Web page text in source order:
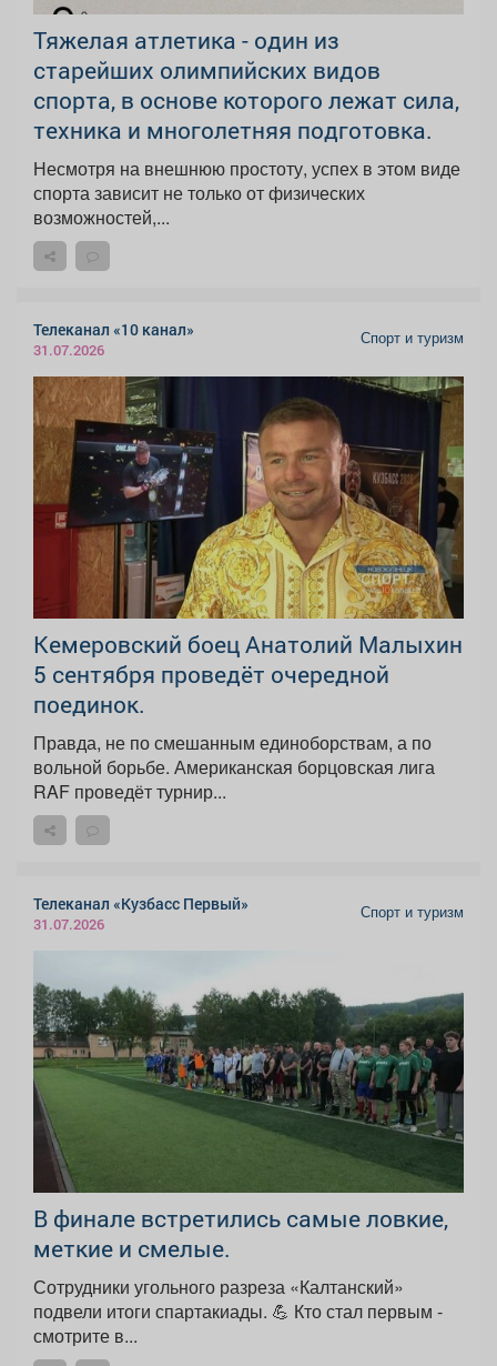
Тяжелая атлетика - один из
старейших олимпийских видов
спорта, в основе которого лежат сила,
техника и многолетняя подготовка.
Несмотря на внешнюю простоту, успех в этом виде
спорта зависит не только от физических
возможностей,...
Телеканал «10 канал»
31.07.2026
Спорт и туризм
Кемеровский боец Анатолий Малыхин
5 сентября проведёт очередной
поединок.
Правда, не по смешанным единоборствам, а по
вольной борьбе. Американская борцовская лига
RAF проведёт турнир...
Телеканал «Кузбасс Первый»
31.07.2026
Спорт и туризм
В финале встретились самые ловкие,
меткие и смелые.
Сотрудники угольного разреза «Калтанский»
подвели итоги спартакиады. 💪 Кто стал первым -
смотрите в...